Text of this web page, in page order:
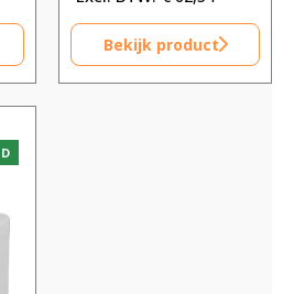
Bekijk product